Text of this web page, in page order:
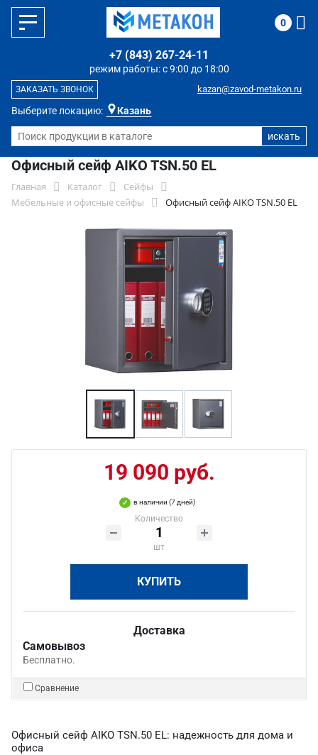
Выберите локацию: Казань
режим работы: с 9:00 до 18:00
+7 (843) 267-24-11
kazan@zavod-metakon.ru
ЗАКАЗАТЬ ЗВОНОК
0
Офисный сейф AIKO TSN.50 EL
Главная Каталог
Сейфы
Мебельные и офисные сейфы
Офисный сейф AIKO TSN.50 EL
19 090 руб.
в наличии (7 дней)
Количество
шт
КУПИТЬ
Доставка
Самовывоз
Бесплатно.
Сравнение
Офисный сейф AIKO TSN.50 EL: надежность для дома и
офиса